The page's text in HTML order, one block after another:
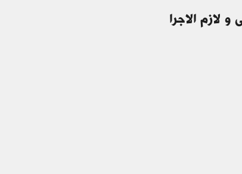
لازم الاجرا